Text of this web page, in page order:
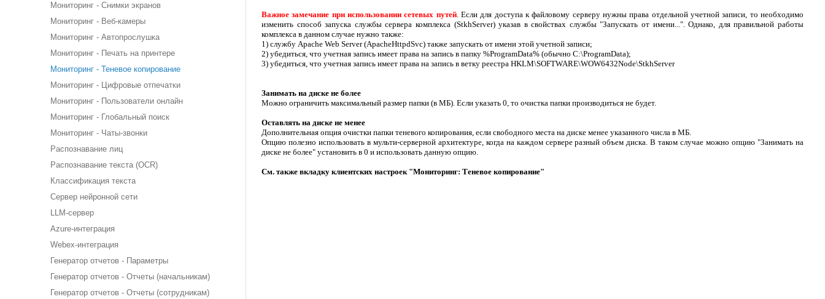
Мониторинг - Снимки экранов
Мониторинг - Веб-камеры
Мониторинг - Автопрослушка
Мониторинг - Печать на принтере
Мониторинг - Теневое копирование
Мониторинг - Цифровые отпечатки
Мониторинг - Пользователи онлайн
Мониторинг - Глобальный поиск
Мониторинг - Чаты-звонки
Распознавание лиц
Распознавание текста (OCR)
Классификация текста
Сервер нейронной сети
LLM-сервер
Azure-интеграция
Webex-интеграция
Генератор отчетов - Параметры
Генератор отчетов - Отчеты (начальникам)
Генератор отчетов - Отчеты (сотрудникам)
Важное замечание при использовании сетевых путей. Если для доступа к файловому серверу нужны права отдельной учетной записи, то необходимо
изменить способ запуска службы сервера комплекса (StkhServer) указав в свойствах службы "Запускать от имени...". Однако, для правильной работы
комплекса в данном случае нужно также:
1) службу Apache Web Server (ApacheHttpdSvc) также запускать от имени этой учетной записи;
2) убедиться, что учетная запись имеет права на запись в папку %ProgramData% (обычно C:\ProgramData);
3) убедиться, что учетная запись имеет права на запись в ветку реестра HKLM\SOFTWARE\WOW6432Node\StkhServer
Занимать на диске не более
Можно ограничить максимальный размер папки (в МБ). Если указать 0, то очистка папки производиться не будет.
Оставлять на диске не менее
Дополнительная опция очистки папки теневого копирования, если свободного места на диске менее указанного числа в МБ.
Опцию полезно использовать в мульти-серверной архитектуре, когда на каждом сервере разный объем диска. В таком случае можно опцию "Занимать на
диске не более" установить в 0 и использовать данную опцию.
См. также вкладку клиентских настроек "Мониторинг: Теневое копирование"